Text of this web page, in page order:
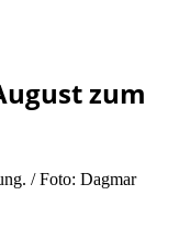
zum
/ Foto: Dagmar